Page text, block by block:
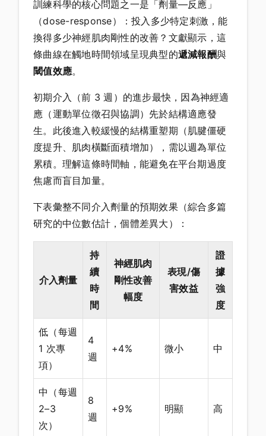
訓練科學的核心問題之一是「劑量—反應」
（dose-response）：投入多少特定刺激，能
換得多少神經肌肉剛性的改善？文獻顯示，這
條曲線在觸地時間領域呈現典型的遞減報酬與
閾值效應。
初期介入（前 3 週）的進步最快，因為神經適
應（運動單位徵召與協調）先於結構適應發
生。此後進入較緩慢的結構重塑期（肌腱僵硬
度提升、肌肉橫斷面積增加），需以週為單位
累積。理解這條時間軸，能避免在平台期過度
焦慮而盲目加量。
下表彙整不同介入劑量的預期效果（綜合多篇
研究的中位數估計，個體差異大）：
介入劑量
持
續
時
間
神經肌肉
剛性改善
幅度
表現/傷
害效益
證
據
強
度
低（每週
1 次專
項）
4
週
+4% 微小 中
中（每週
2–3
次）
8
週
+9% 明顯 高